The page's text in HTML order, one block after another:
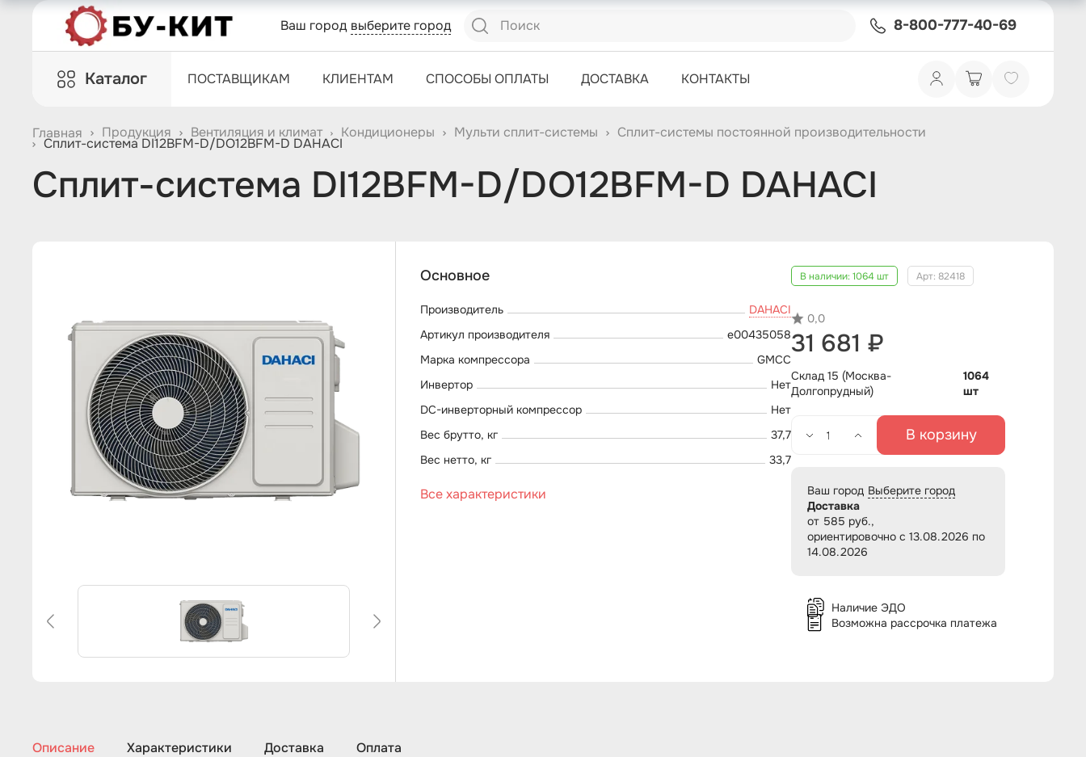
Ваш город выберите город 8-800-777-40-69
Каталог ПОСТАВЩИКАМ КЛИЕНТАМ СПОСОБЫ ОПЛАТЫ ДОСТАВКА КОНТАКТЫ
Главная Продукция Вентиляция и климат Кондиционеры Мульти сплит-системы Сплит-системы постоянной производительности
Сплит-система DI12BFM-D/DO12BFM-D DAHACI
Сплит-система DI12BFM-D/DO12BFM-D DAHACI
Основное
Производитель
DAHACI
Артикул производителя
e00435058
Марка компрессора
GMCC
Инвертор
Нет
DC-инверторный компрессор
Нет
Вес брутто, кг
37,7
Вес нетто, кг
33,7
Все характеристики
В наличии:1064 шт Арт: 82418
0,0
31 681 ₽
Склад 15 (Москва-
Долгопрудный)
1064
шт
В корзину
Ваш город Выберите город
Доставка
от 585 руб.,
ориентировочно с 13.08.2026 по
14.08.2026
Наличие ЭДО
Возможна рассрочка платежа
Описание Характеристики Доставка Оплата